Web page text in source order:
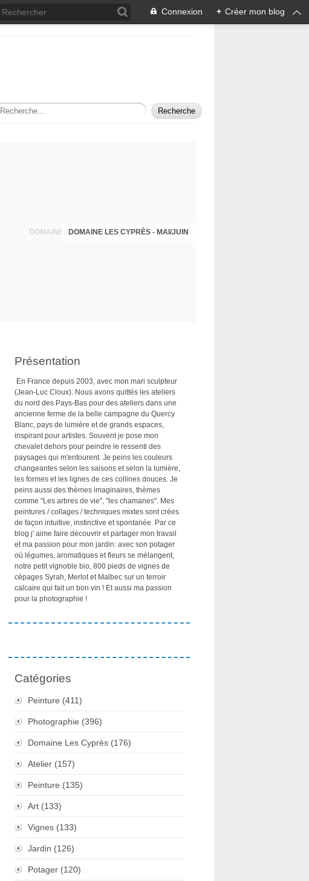
Connexion + Créer mon blog
DOMAINE LES CYPRÈS - MAI/JUIN
Présentation
En France depuis 2003, avec mon mari sculpteur
(Jean-Luc Cloux). Nous avons quittés les ateliers
du nord des Pays-Bas pour des ateliers dans une
ancienne ferme de la belle campagne du Quercy
Blanc, pays de lumière et de grands espaces,
inspirant pour artistes. Souvent je pose mon
chevalet dehors pour peindre le ressenti des
paysages qui m'entourent. Je peins les couleurs
changeantes selon les saisons et selon la lumière,
les formes et les lignes de ces collines douces. Je
peins aussi des thèmes imaginaires, thèmes
comme "Les arbres de vie", "les chamanes". Mes
peintures / collages / techniques mixtes sont crées
de façon intuitive, instinctive et spontanée. Par ce
blog j' aime faire découvrir et partager mon travail
et ma passion pour mon jardin: avec son potager
où légumes, aromatiques et fleurs se mélangent,
notre petit vignoble bio, 800 pieds de vignes de
cépages Syrah, Merlot et Malbec sur un terroir
calcaire qui fait un bon vin ! Et aussi ma passion
pour la photographie !
Catégories
Peinture (411)
Photographie (396)
Domaine Les Cyprès (176)
Atelier (157)
Peinture (135)
Art (133)
Vignes (133)
Jardin (126)
Potager (120)